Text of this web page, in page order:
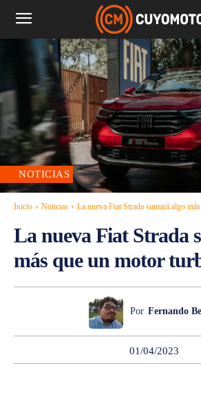
NOTICIAS
Inicio Noticias La nueva Fiat Strada sumará algo
La nueva Fiat Strada
más que un motor
Por Fernando
01/04/2023